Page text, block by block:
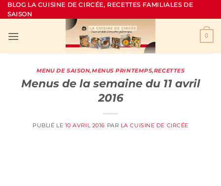
Passer
au
BLOG LA CUISINE DE CIRCÉE, RECETTES FAMILIALES DE
SAISON
0
MENU DE SAISON,MENUS PRINTEMPS,RECETTES
Menus de la semaine du 11 avril
2016
PUBLIÉ LE 10 AVRIL 2016 PAR LA CUISINE DE CIRCÉE